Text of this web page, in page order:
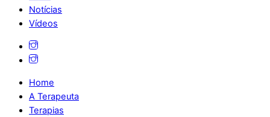
Notícias
Vídeos
Home
A Terapeuta
Terapias